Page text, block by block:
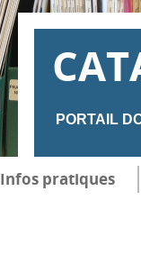
PORTAIL
Infos pratiques